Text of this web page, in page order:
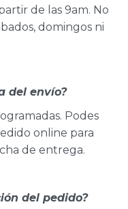
de las 9am. No
domingos ni
del envío?
Podes
online para
de entrega.
del pedido?